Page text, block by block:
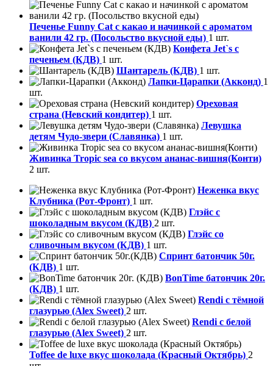
Печенье Funny Сat с какао и начинкой с ароматом
ванили 42 гр. (Посольство вкусной еды) 1 шт.
Конфета Jet`s с
печеньем (КДВ) 1 шт.
Шантарель (КДВ) 1 шт.
Лапки-Царапки (Акконд) 1
шт.
Ореховая
страна (Невский кондитер) 1 шт.
Левушка
детям Чудо-звери (Славянка) 1 шт.
Живинка Tropic sea со вкусом ананас-вишня(Конти)
2 шт.
Неженка вкус
Клубника (Рот-Фронт) 1 шт.
Глэйс с
шоколадным вкусом (КДВ) 2 шт.
Глэйс со
сливочным вкусом (КДВ) 1 шт.
Спринт батончик 50г.
(КДВ) 1 шт.
BonTime батончик 20г.
(КДВ) 1 шт.
Rendi с тёмной
глазурью (Alex Sweet) 2 шт.
Rendi с белой
глазурью (Alex Sweet) 2 шт.
Toffee de luxe вкус шоколада (Красный Октябрь) 2